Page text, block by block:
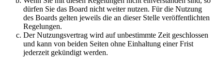
dürfen Sie das Board nicht weiter nutzen. Für die Nutzung
des Boards gelten jeweils die an dieser Stelle veröffentlichten
Regelungen.
Der Nutzungsvertrag wird auf unbestimmte Zeit geschlossen
und kann von beiden Seiten ohne Einhaltung einer Frist
jederzeit gekündigt werden.